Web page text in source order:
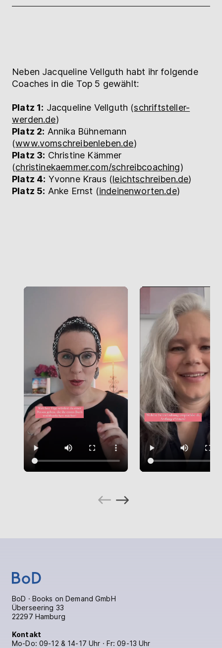
Neben Jacqueline Vellguth habt ihr folgende
Coaches in die Top 5 gewählt:
Platz 1: Jacqueline Vellguth (schriftsteller-
werden.de)
Platz 2: Annika Bühnemann
(www.vomschreibenleben.de)
Platz 3: Christine Kämmer
(christinekaemmer.com/schreibcoaching)
Platz 4: Yvonne Kraus (leichtschreiben.de)
Platz 5: Anke Ernst (indeinenworten.de)
BoD · Books on Demand GmbH
Überseering 33
22297 Hamburg
Kontakt
Mo-Do: 09-12 & 14-17 Uhr · Fr: 09-13 Uhr